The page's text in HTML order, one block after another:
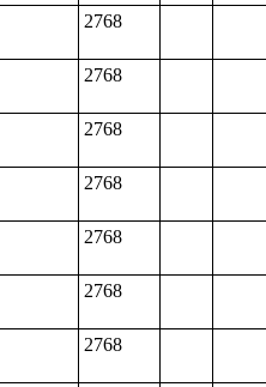
2768
2768
2768
2768
2768
2768
2768